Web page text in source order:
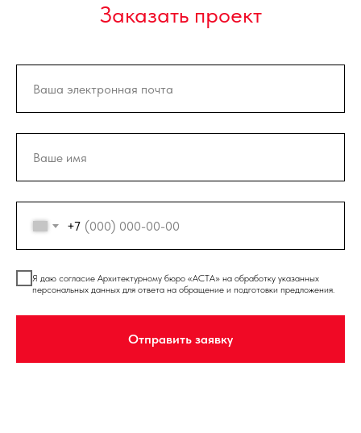
Заказать проект
+7
Я даю согласие Архитектурному бюро «АСТА» на обработку указанных
персональных данных для ответа на обращение и подготовки предложения.
Отправить заявку